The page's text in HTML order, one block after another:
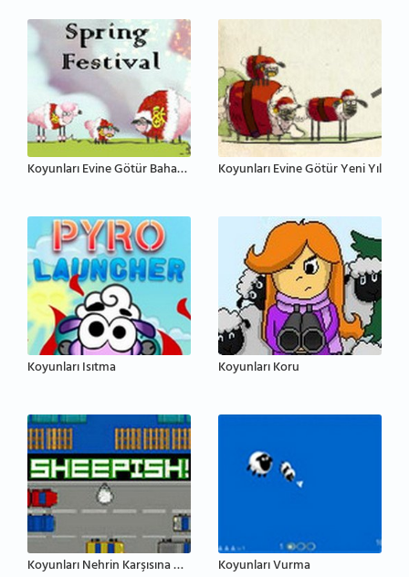
Koyunları Evine Götür Bahar Şenliği Koyunları Evine Götür Yeni Yıl
Koyunları Isıtma Koyunları Koru
Koyunları Nehrin Karşısına Geçir Koyunları Vurma